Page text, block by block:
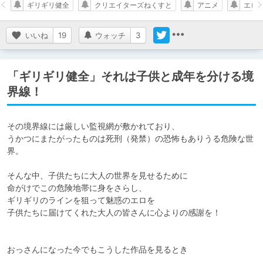
いいね 19 ウォッチ 3
ギリギリ健全 クリエイターズねくすと アニメ エロ
「ギリギリ健全」それは子供と成年を分ける境
界線！
その境界線には厳しい監視網が敷かれており、
うかつにまたがったものは死刑（発禁）の恐怖もありうる危険な世
界。
そんな中、子供たちに大人の世界を見せるために
命がけでこの危険地帯に身をさらし、
ギリギリのラインを狙って魅惑のエロを
子供たちに届けてくれた大人の皆さんに心よりの感謝を！
おっさんになった今でもこうした作品を見るとき